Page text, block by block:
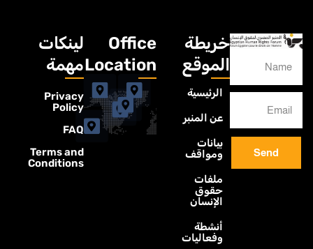
Send
خريطة
الموقع
الرئيسية
عن المنبر
بيانات
ومواقف
ملفات
حقوق
الإنسان
أنشطة
وفعاليات
Office
Location
لينكات
مهمة
Privacy
Policy
FAQ
Terms and
Conditions